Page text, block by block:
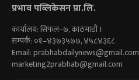
प्रभाव पब्लिकेसन प्रा.लि.
कार्यालय: सिफल–७, काठमाडौं ।
सम्पर्क: ०१–४३७३५७७, ४५८४३६८
Email:prabhabdailynews@gmail.com
marketing2prabhab@gmail.com